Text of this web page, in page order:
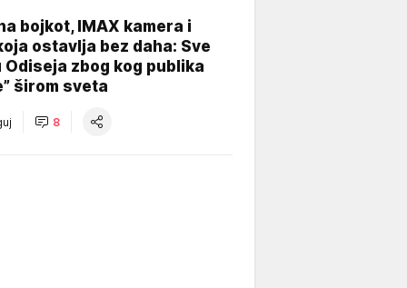
bojkot, IMAX kamera i
ostavlja bez daha: Sve
Odiseja zbog kog publika
širom sveta
8